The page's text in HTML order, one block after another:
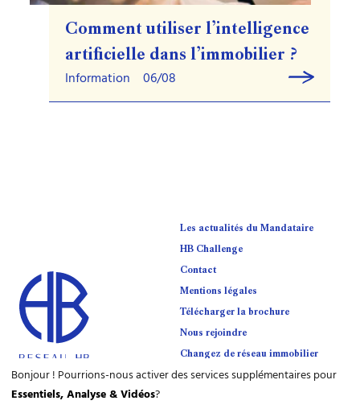
Comment utiliser l’intelligence
artificielle dans l’immobilier ?
Information 06/08
Les actualités du Mandataire
HB Challenge
Contact
Mentions légales
Télécharger la brochure
Nous rejoindre
Changez de réseau immobilier
Bonjour ! Pourrions-nous activer des services supplémentaires pour
Essentiels, Analyse & Vidéos?